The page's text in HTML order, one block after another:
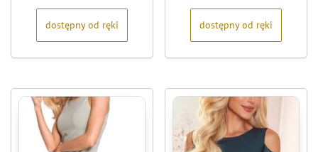
dostępny od ręki dostępny od ręki